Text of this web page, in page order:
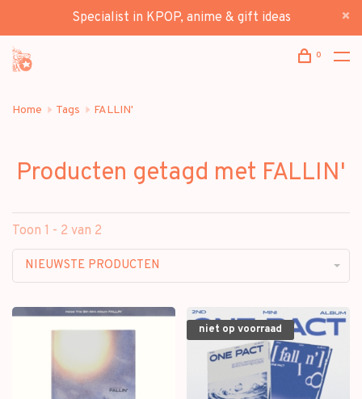
Specialist in KPOP, anime & gift ideas
0
Home Tags FALLIN'
Producten getagd met FALLIN'
Toon 1 - 2 van 2
NIEUWSTE PRODUCTEN
niet op voorraad